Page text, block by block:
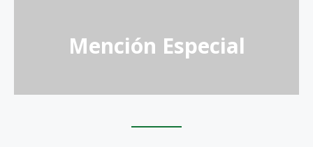
Mención Especial